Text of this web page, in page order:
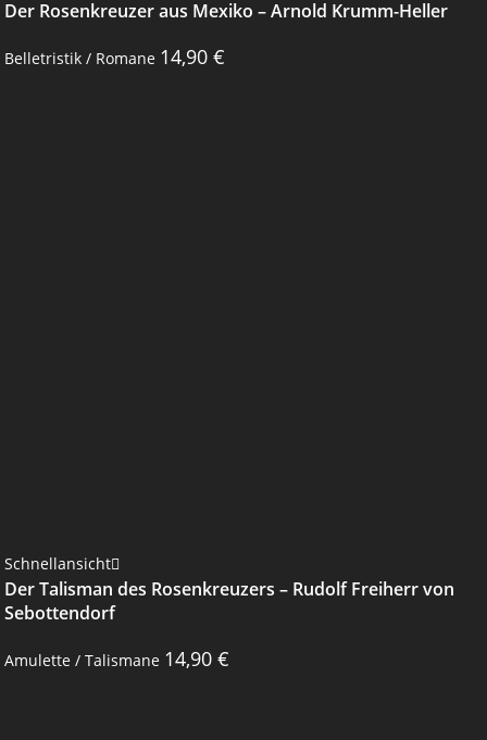
Der Rosenkreuzer aus Mexiko – Arnold Krumm-Heller
Belletristik / Romane 14,90 €
Schnellansicht
Der Talisman des Rosenkreuzers – Rudolf Freiherr von
Sebottendorf
Amulette / Talismane 14,90 €